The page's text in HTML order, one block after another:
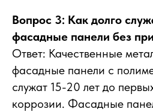
Вопрос 3: Как долго
фасадные панели без
Ответ: Качественные
фасадные панели с
служат 15-20 лет до
коррозии. Фасадные